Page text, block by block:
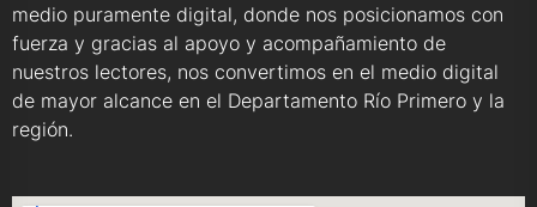
medio puramente digital, donde nos posicionamos con
fuerza y gracias al apoyo y acompañamiento de
nuestros lectores, nos convertimos en el medio digital
de mayor alcance en el Departamento Río Primero y la
región.